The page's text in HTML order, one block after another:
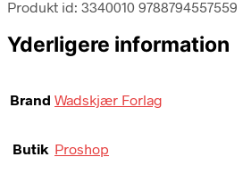
Produkt id: 3340010 9788794557559
Yderligere information
Brand Wadskjær Forlag
Butik Proshop